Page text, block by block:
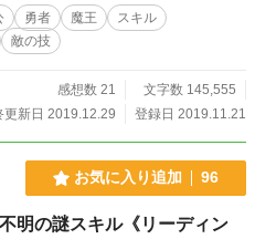
が野垂れ死ぬことを確信していた。だ
つキリクが、この程度で死ぬようなこ
さまようキリクの前に、盗賊の群れが
った魔族の女。キリクたちとの戦いで
は、本来ならば歯牙にもかけないはず
迸るままに盗賊どもを殲滅し、人間の
女を助けていた。 目を覚ました魔族の
、自嘲まじりにそれぞれの事情を打ち
勇者 魔王
スキル
敵の技
感想数 21
文字数 145,555
更新日 2019.12.29
登録日 2019.11.21
お気に入り追加 96
明の謎スキル《リーディン